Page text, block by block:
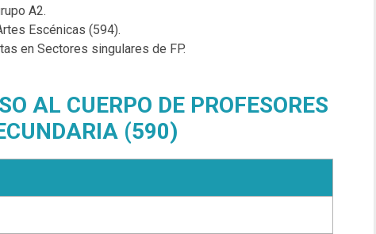
A2.
Escénicas (594).
en Sectores singulares de FP.
AL CUERPO DE PROFESORES
(590)